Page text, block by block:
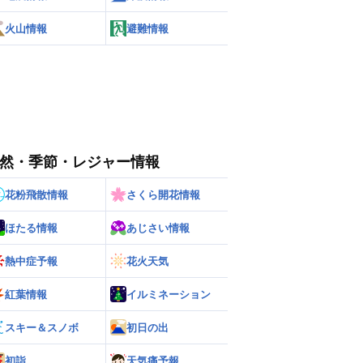
火山情報 避難情報
・季節・レジャー情報
花粉飛散情報 さくら開花情報
ほたる情報 あじさい情報
熱中症予報 花火天気
紅葉情報 イルミネーション
スキー＆スノボ 初日の出
初詣 天気痛予報